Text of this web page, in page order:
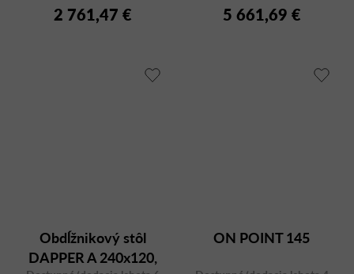
2 761,47 € 5 661,69 €
Obdĺžnikový stôl
DAPPER A 240x120,
ON POINT 145